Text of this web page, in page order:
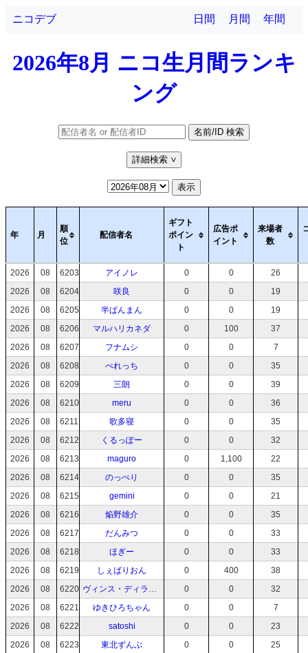
ニコデブ 日間 月間 年間
2026年8月 ニコ生月間ランキ
ング
名前/ID 検索
詳細検索 >
表示
年 月
順
位
配信者名
ギフト
ポイン
ト
広告ポ
イント
来場者
数
2026 08 6203 アイノレ 0 0
26
2026
08 6204 咲良 0 0
19
2026
08 6205 半ぱんまん 0 0
19
2026
08 6206 マルハリカネダ 0 100
37
2026
08 6207 フナムシ 0 0
7
2026
08 6208 べれっち 0 0
35
2026
08 6209 三朗 0 0
39
2026
08 6210 meru 0 0
36
2026
08 6211 歌多寝 0 0
35
2026
08 6212 くるっぽー 0 0
32
2026
08 6213 maguro 0 1,100
22
2026
08 6214 のっぺり 0 0
35
2026
08 6215 gemini 0 0
21
2026
08 6216 焔野雄介 0 0
35
2026
08 6217 だんみつ 0 0
33
2026
08 6218 ほぎー 0 0
33
2026
08 6219 しぇばりおん 0 400
38
2026
08 6220 ヴィンス・ディラン 24 0 0
32
2026
08 6221 ゆきひろちゃん 0 0
7
2026
08 6222 satoshi 0 0
23
2026
08 6223 東北ずんぶ 0 0
25